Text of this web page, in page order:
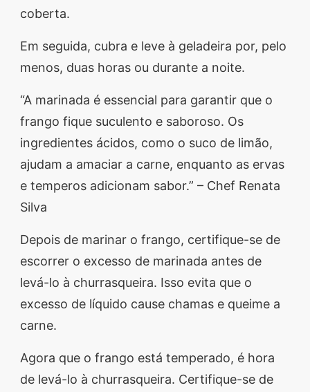
coberta.
Em seguida, cubra e leve à geladeira por, pelo
menos, duas horas ou durante a noite.
“A marinada é essencial para garantir que o
frango fique suculento e saboroso. Os
ingredientes ácidos, como o suco de limão,
ajudam a amaciar a carne, enquanto as ervas
e temperos adicionam sabor.” – Chef Renata
Silva
Depois de marinar o frango, certifique-se de
escorrer o excesso de marinada antes de
levá-lo à churrasqueira. Isso evita que o
excesso de líquido cause chamas e queime a
carne.
Agora que o frango está temperado, é hora
de levá-lo à churrasqueira. Certifique-se de